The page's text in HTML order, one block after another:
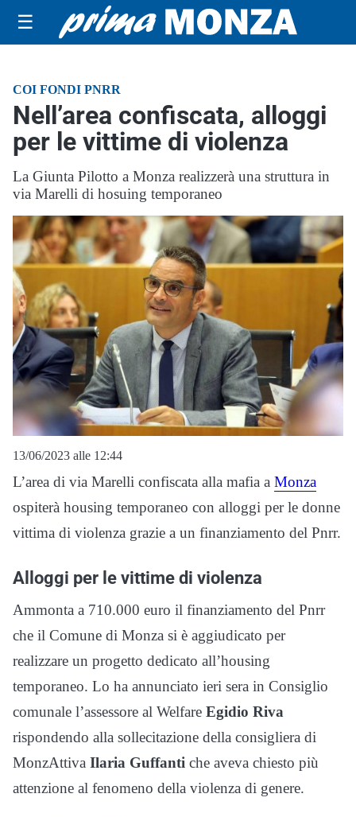
☰
COI FONDI PNRR
Nell’area confiscata, alloggi
per le vittime di violenza
La Giunta Pilotto a Monza realizzerà una struttura in
via Marelli di hosuing temporaneo
13/06/2023 alle 12:44
L’area di via Marelli confiscata alla mafia a Monza
ospiterà housing temporaneo con alloggi per le donne
vittima di violenza grazie a un finanziamento del Pnrr.
Alloggi per le vittime di violenza
Ammonta a 710.000 euro il finanziamento del Pnrr
che il Comune di Monza si è aggiudicato per
realizzare un progetto dedicato all’housing
temporaneo. Lo ha annunciato ieri sera in Consiglio
comunale l’assessore al Welfare Egidio Riva
rispondendo alla sollecitazione della consigliera di
MonzAttiva Ilaria Guffanti che aveva chiesto più
attenzione al fenomeno della violenza di genere.